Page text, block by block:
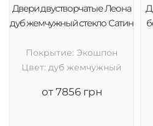
Двери двустворчатые Леона
дуб жемчужный стекло Сатин
Покрытие: Экошпон
Цвет: дуб жемчужный
от 7856 грн